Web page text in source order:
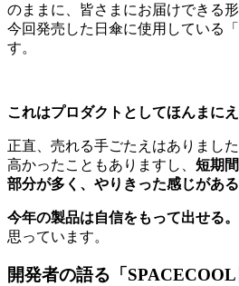
のままに、皆さまにお届けできる
今回発売した日傘に使用している
す。
これはプロダクトとしてほんまに
正直、売れる手ごたえはありまし
高かったこともありますし、 短期
部分が多く、やりきった感じがあ
今年の製品は自信をもって出せる。
思っています。
開発者の語る「